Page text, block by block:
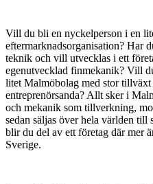
Vill du bli en nyckelperson i en
eftermarknadsorganisation? Har
teknik och vill utvecklas i ett
egenutvecklad finmekanik? Vill
litet Malmöbolag med stor tillväxt
entreprenörsanda? Allt sker i
och mekanik som tillverkning,
sedan säljas över hela världen
blir du del av ett företag där mer
Sverige.